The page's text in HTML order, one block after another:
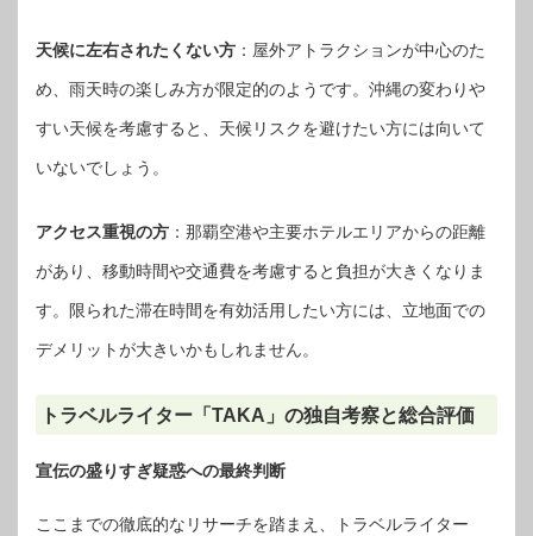
天候に左右されたくない方 ：屋外アトラクションが中心のた
め、雨天時の楽しみ方が限定的のようです。沖縄の変わりや
すい天候を考慮すると、天候リスクを避けたい方には向いて
いないでしょう。
アクセス重視の方 ：那覇空港や主要ホテルエリアからの距離
があり、移動時間や交通費を考慮すると負担が大きくなりま
す。限られた滞在時間を有効活用したい方には、立地面での
デメリットが大きいかもしれません。
トラベルライター「TAKA」の独自考察と総合評価
宣伝の盛りすぎ疑惑への最終判断
ここまでの徹底的なリサーチを踏まえ、トラベルライター